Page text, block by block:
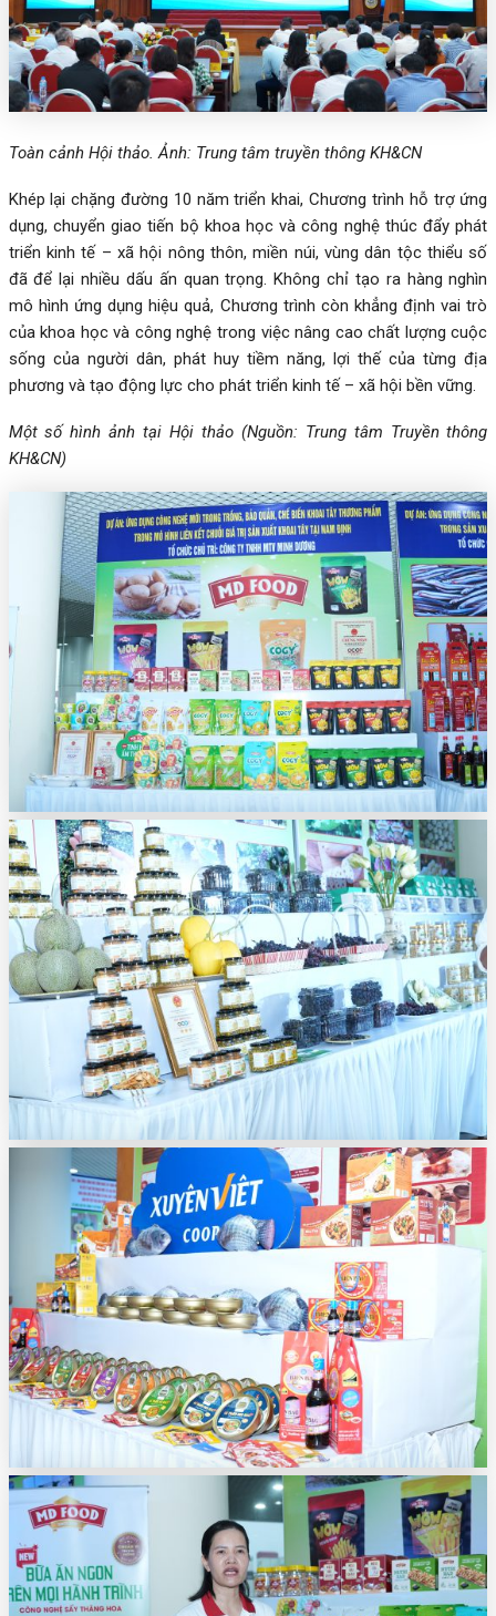
Toàn cảnh Hội thảo. Ảnh: Trung tâm truyền thông KH&CN
Khép lại chặng đường 10 năm triển khai, Chương trình hỗ trợ ứng
dụng, chuyển giao tiến bộ khoa học và công nghệ thúc đẩy phát
triển kinh tế – xã hội nông thôn, miền núi, vùng dân tộc thiểu số
đã để lại nhiều dấu ấn quan trọng. Không chỉ tạo ra hàng nghìn
mô hình ứng dụng hiệu quả, Chương trình còn khẳng định vai trò
của khoa học và công nghệ trong việc nâng cao chất lượng cuộc
sống của người dân, phát huy tiềm năng, lợi thế của từng địa
phương và tạo động lực cho phát triển kinh tế – xã hội bền vững.
Một số hình ảnh tại Hội thảo (Nguồn: Trung tâm Truyền thông
KH&CN)